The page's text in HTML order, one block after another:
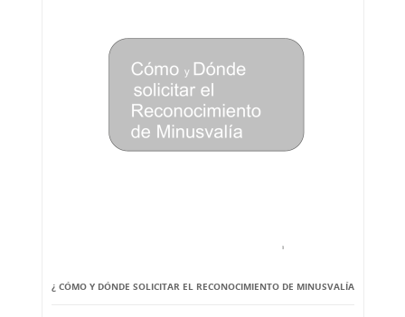
¿ CÓMO Y DÓNDE SOLICITAR EL RECONOCIMIENTO DE MINUSVALÍA